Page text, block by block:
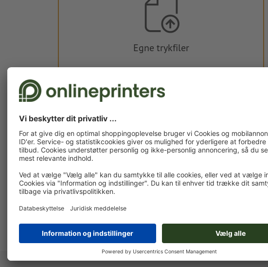
Egne trykfiler
bestillingen.
Upload nu
kr. 287,31 kr.
Leveres ca.:
man. d. 17. aug. - ons. d. 19. aug.
Vægt: ca.61,7 g